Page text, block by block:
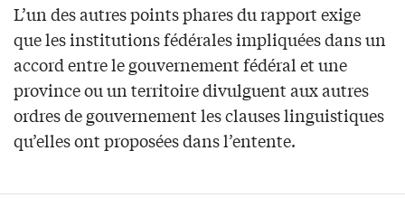
L’un des autres points phares du rapport exige
que les institutions fédérales impliquées dans un
accord entre le gouvernement fédéral et une
province ou un territoire divulguent aux autres
ordres de gouvernement les clauses linguistiques
qu’elles ont proposées dans l’entente.